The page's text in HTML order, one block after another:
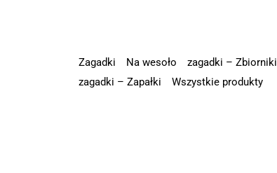
Zagadki Na wesoło
zagadki – Zbiorniki
zagadki – Zapałki
Wszystkie produkty